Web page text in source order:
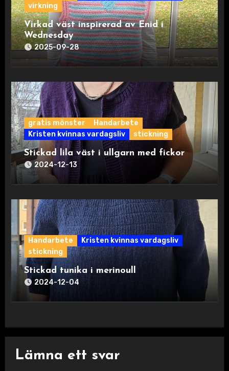
virkning
Virkad väst inspirerad av Enid i
Wednesday
2025-09-28
gratis mönster
Handarbete
Kristen kvinnas vardagsliv
stickning
Stickad lila väst i ullgarn med fickor
2024-12-13
Handarbete
Kristen kvinnas vardagsliv
stickning
Stickad tunika i merinoull
2024-12-04
Lämna ett svar